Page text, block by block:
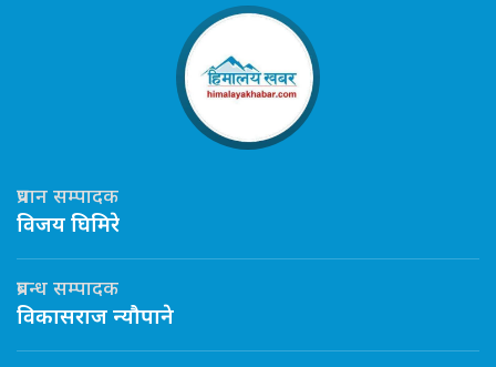
प्रधान सम्पादक
विजय घिमिरे
प्रबन्ध सम्पादक
विकासराज न्यौपाने